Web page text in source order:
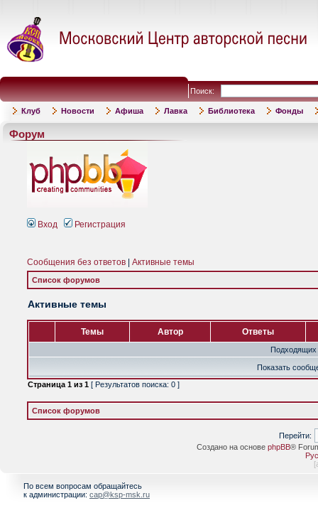
Поиск:
Клуб Новости Афиша Лавка Библиотека Фонды
Форум
Вход Регистрация
Сообщения без ответов Активные темы
Список форумов
Активные темы
Темы Автор Ответы
Подходящих
Показать
Страница 1 из 1 [ Результатов поиска: 0 ]
Список форумов
Перейти:
Создано на основе phpBB®
[
По всем вопросам обращайтесь
к администрации: cap@ksp-msk.ru